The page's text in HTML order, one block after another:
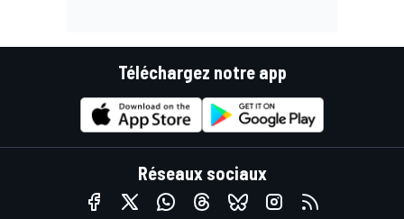
Téléchargez notre app
Réseaux sociaux